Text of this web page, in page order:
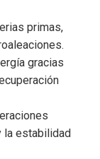
primas,
gracias
la estabilidad